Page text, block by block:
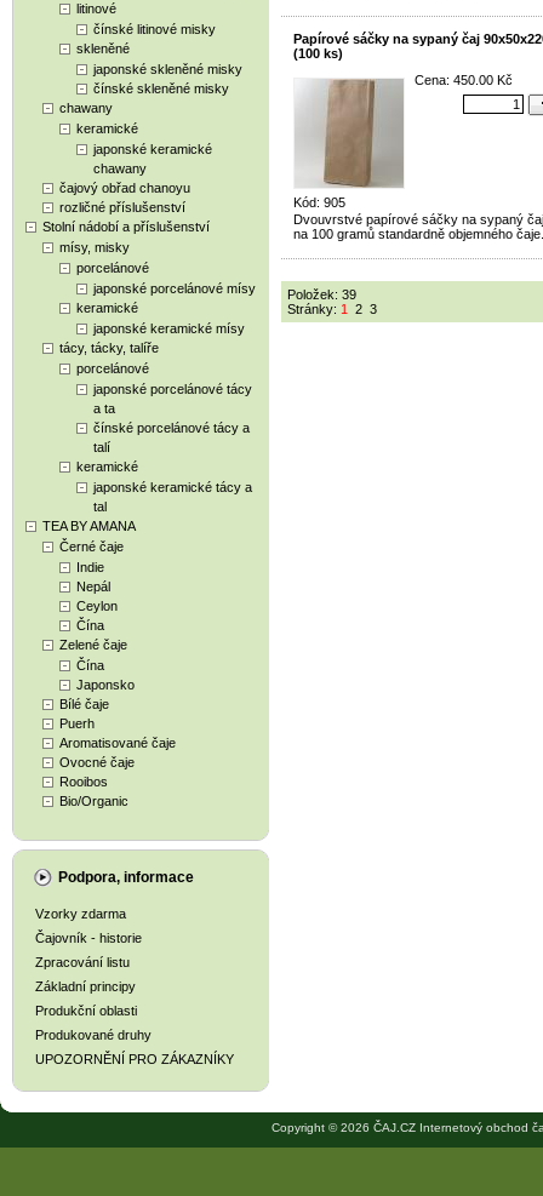
litinové
čínské litinové misky
skleněné
japonské skleněné misky
čínské skleněné misky
chawany
keramické
japonské keramické
chawany
čajový obřad chanoyu
rozličné příslušenství
Stolní nádobí a příslušenství
mísy, misky
porcelánové
japonské porcelánové mísy
keramické
japonské keramické mísy
tácy, tácky, talíře
porcelánové
japonské porcelánové tácy
a ta
čínské porcelánové tácy a
talí
keramické
japonské keramické tácy a
tal
TEA BY AMANA
Černé čaje
Indie
Nepál
Ceylon
Čína
Zelené čaje
Čína
Japonsko
Bílé čaje
Puerh
Aromatisované čaje
Ovocné čaje
Rooibos
Bio/Organic
Podpora, informace
Vzorky zdarma
Čajovník - historie
Zpracování listu
Základní principy
Produkční oblasti
Produkované druhy
UPOZORNĚNÍ PRO ZÁKAZNÍKY
Papírové sáčky na sypaný čaj
(100 ks)
Kód: 905
Cena: 450.00 Kč
Dvouvrstvé papírové sáčky na sypaný
na 100 gramů standardně objemného čaje.
Položek: 39
Stránky: 1 2 3
Copyright © 2026 ČAJ.CZ Internetový obchod